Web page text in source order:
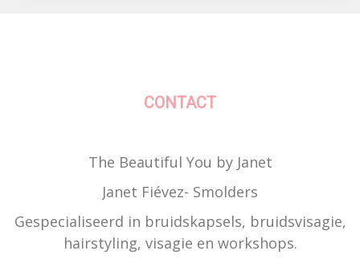
CONTACT
The Beautiful You by Janet
Janet Fiévez- Smolders
Gespecialiseerd in bruidskapsels, bruidsvisagie,
hairstyling, visagie en workshops.